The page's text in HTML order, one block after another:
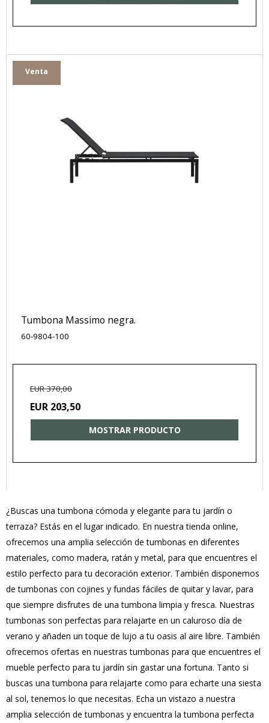
Venta
Tumbona Massimo negra.
60-9804-100
EUR 370,00
EUR 203,50
MOSTRAR PRODUCTO
¿Buscas una tumbona cómoda y elegante para tu jardín o
terraza? Estás en el lugar indicado. En nuestra tienda online,
ofrecemos una amplia selección de tumbonas en diferentes
materiales, como madera, ratán y metal, para que encuentres el
estilo perfecto para tu decoración exterior. También disponemos
de tumbonas con cojines y fundas fáciles de quitar y lavar, para
que siempre disfrutes de una tumbona limpia y fresca. Nuestras
tumbonas son perfectas para relajarte en un caluroso día de
verano y añaden un toque de lujo a tu oasis al aire libre. También
ofrecemos ofertas en nuestras tumbonas para que encuentres el
mueble perfecto para tu jardín sin gastar una fortuna. Tanto si
buscas una tumbona para relajarte como para echarte una siesta
al sol, tenemos lo que necesitas. Echa un vistazo a nuestra
amplia selección de tumbonas y encuentra la tumbona perfecta